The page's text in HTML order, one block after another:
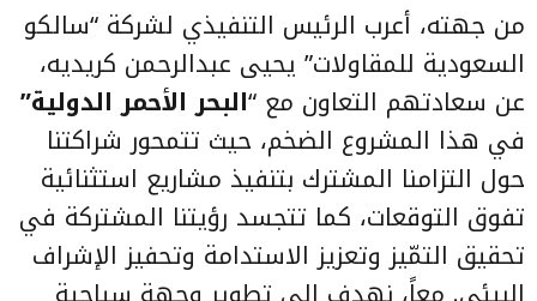
من جهته، أعرب الرئيس التنفيذي لشركة “سالكو
السعودية للمقاولات” يحيى عبدالرحمن كريديه،
عن سعادتهم التعاون مع “البحر الأحمر الدولية”
في هذا المشروع الضخم، حيث تتمحور شراكتنا
حول التزامنا المشترك بتنفيذ مشاريع استثنائية
تفوق التوقعات، كما تتجسد رؤيتنا المشتركة في
تحقيق التمّيز وتعزيز الاستدامة وتحفيز الإشراف